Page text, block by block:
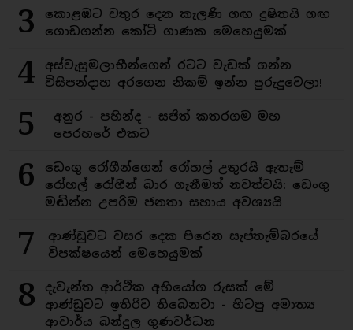
3
කොළඹට වතුර දෙන කැලණි ගඟ දුෂිතයි ගඟ
ගොඩගන්න කෝටි ගාණක මෙහෙයුමක්
4
අස්වැසුමලාභීන්ගෙන් රටට වැඩක් ගන්න
විසිපන්දාහ අරගෙන නිකම් ඉන්න පුරුදුවෙලා!
5
අනුර - පහින්ද - සජිත් කතරගම මහ
පෙරහරේ එකට
6
ඩෙංගු රෝගීන්ගෙන් රෝහල් උතුරයි ඇතැම්
රෝහල් රෝගීන් බාර ගැනීමත් නවත්වයි: ඩෙංගු
මඬින්න උපරිම ජනතා සහාය අවශ්‍යයි
7
ආණ්ඩුවට වසර දෙක පිරෙන සැප්තැම්බරයේ
විපක්ෂයෙන් මෙහෙයුමක්
8
දැවැන්ත ආර්ථික අභියෝග රුසක් මේ
ආණ්ඩුවට ඉතිරිව තිබෙනවා - හිටපු අමාත්‍ය
ආචාර්ය බන්දුල ගුණවර්ධන